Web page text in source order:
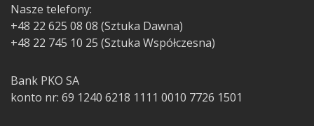
Nasze telefony:
+48 22 625 08 08 (Sztuka Dawna)
+48 22 745 10 25 (Sztuka Współczesna)
Bank PKO SA
konto nr: 69 1240 6218 1111 0010 7726 1501